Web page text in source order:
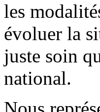
les
évoluer la
juste soin
national.